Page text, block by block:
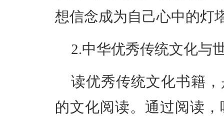
想信念成为自己心中的灯
2.中华优秀传统文化与
读优秀传统文化书籍
的文化阅读。通过阅读